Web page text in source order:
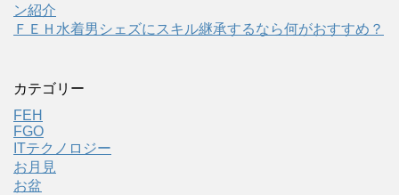
ン紹介
ＦＥＨ水着男シェズにスキル継承するなら何がおすすめ？
カテゴリー
FEH
FGO
ITテクノロジー
お月見
お盆